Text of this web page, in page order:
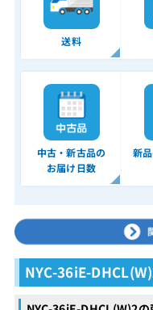
送料
中古・新古品の
お届け日数
新
NYC-36iE-